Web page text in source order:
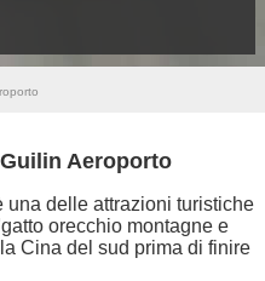
Aeroporto
una delle attrazioni turistiche
orecchio montagne e
Cina del sud prima di finire